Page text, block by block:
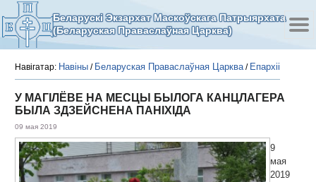
Беларускі Экзархат Маскоўскага Патрыярхата
(Беларуская Праваслаўная Царква)
Навігатар: Навіны / Беларуская Праваслаўная Царква/ Епархіі
У МАГІЛЁВЕ НА МЕСЦЫ БЫЛОГА КАНЦЛАГЕРА
БЫЛА ЗДЗЕЙСНЕНА ПАНІХІДА
09 мая 2019
9
мая
2019